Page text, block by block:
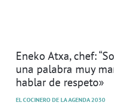
Eneko Atxa, chef:
una palabra muy
hablar de respeto»
EL COCINERO DE LA AGENDA 2030